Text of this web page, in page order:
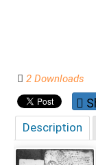
2 Downloads
Description